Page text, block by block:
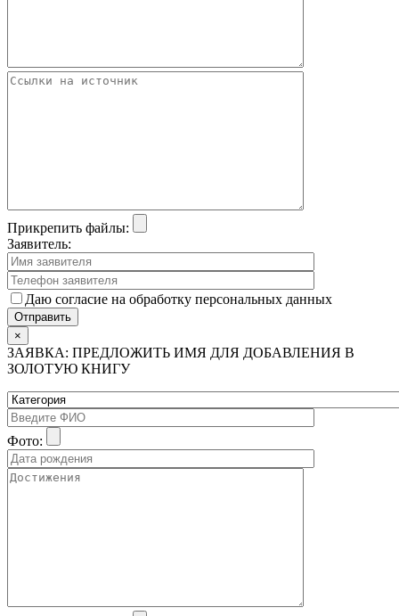
Прикрепить файлы:
Заявитель:
Даю согласие на обработку персональных данных
×
ЗАЯВКА: ПРЕДЛОЖИТЬ ИМЯ ДЛЯ ДОБАВЛЕНИЯ В
ЗОЛОТУЮ КНИГУ
Фото: